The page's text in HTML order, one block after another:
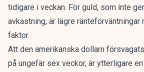
tidigare i veckan. För guld, som inte
avkastning, är lägre
faktor.
Att den amerikanska dollarn
på ungefär sex veckor, är ytterligare